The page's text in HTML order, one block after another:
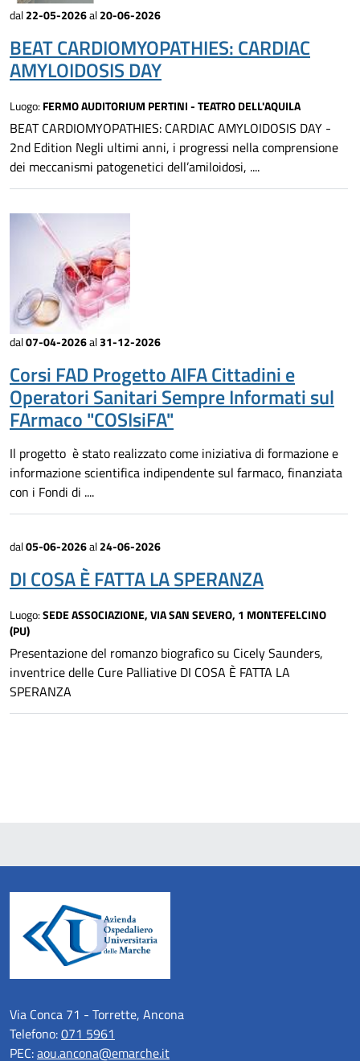
dal22-05-2026al20-06-2026
BEAT CARDIOMYOPATHIES: CARDIAC
AMYLOIDOSIS DAY
Luogo: FERMO AUDITORIUM PERTINI - TEATRO DELL'AQUILA
BEAT CARDIOMYOPATHIES: CARDIAC AMYLOIDOSIS DAY -
2nd Edition Negli ultimi anni, i progressi nella comprensione
dei meccanismi patogenetici dell’amiloidosi, ....
dal07-04-2026al31-12-2026
Corsi FAD Progetto AIFA Cittadini e
Operatori Sanitari Sempre Informati sul
FArmaco "COSIsiFA"
Il progetto è stato realizzato come iniziativa di formazione e
informazione scientifica indipendente sul farmaco, finanziata
con i Fondi di ....
dal05-06-2026al24-06-2026
DI COSA È FATTA LA SPERANZA
Luogo:SEDE ASSOCIAZIONE, VIA SAN SEVERO, 1 MONTEFELCINO
(PU)
Presentazione del romanzo biografico su Cicely Saunders,
inventrice delle Cure Palliative DI COSA È FATTA LA
SPERANZA
Via Conca 71 - Torrette, Ancona
Telefono:071 5961
PEC:aou.ancona@emarche.it